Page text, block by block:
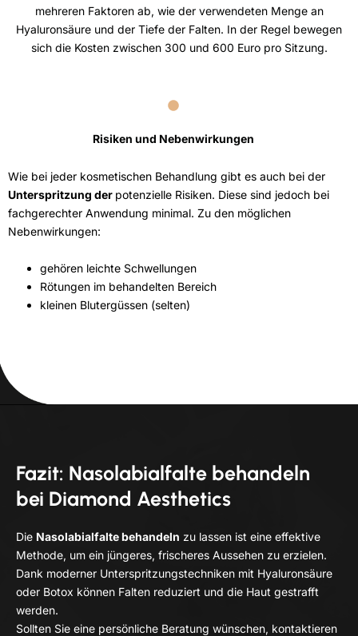
mehreren Faktoren ab, wie der verwendeten Menge an
Hyaluronsäure und der Tiefe der Falten. In der Regel bewegen
sich die Kosten zwischen 300 und 600 Euro pro Sitzung.
Risiken und Nebenwirkungen
Wie bei jeder kosmetischen Behandlung gibt es auch bei der
Unterspritzung der potenzielle Risiken. Diese sind jedoch bei
fachgerechter Anwendung minimal. Zu den möglichen
Nebenwirkungen:
gehören leichte Schwellungen
Rötungen im behandelten Bereich
kleinen Blutergüssen (selten)
Fazit: Nasolabialfalte behandeln
bei Diamond Aesthetics
Die Nasolabialfalte behandeln zu lassen ist eine effektive
Methode, um ein jüngeres, frischeres Aussehen zu erzielen.
Dank moderner Unterspritzungstechniken mit Hyaluronsäure
oder Botox können Falten reduziert und die Haut gestrafft
werden.
Sollten Sie eine persönliche Beratung wünschen, kontaktieren